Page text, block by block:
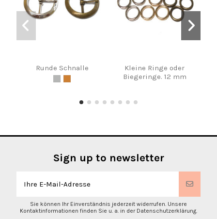
Runde Schnalle
Kleine Ringe oder
Biegeringe. 12 mm
Sign up to newsletter
Sie können Ihr Einverständnis jederzeit widerrufen. Unsere
Kontaktinformationen finden Sie u. a. in der Datenschutzerklärung.